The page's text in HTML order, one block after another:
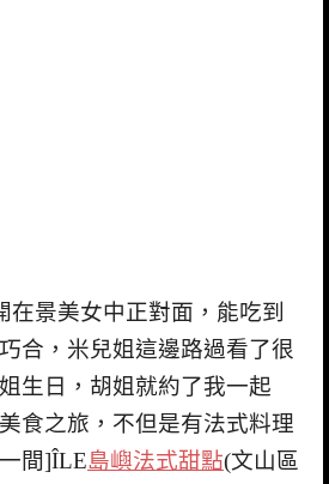
景美女中正對面，能吃到
合，米兒姐這邊路過看了很
生日，胡姐就約了我一起
食之旅，不但是有法式料理
間]ÎLE島嶼法式甜點(文山區